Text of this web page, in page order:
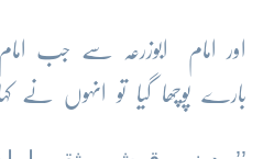
اور امام ابوزرعہ سے جب
بارے پوچھا گیا تو انہوں نے